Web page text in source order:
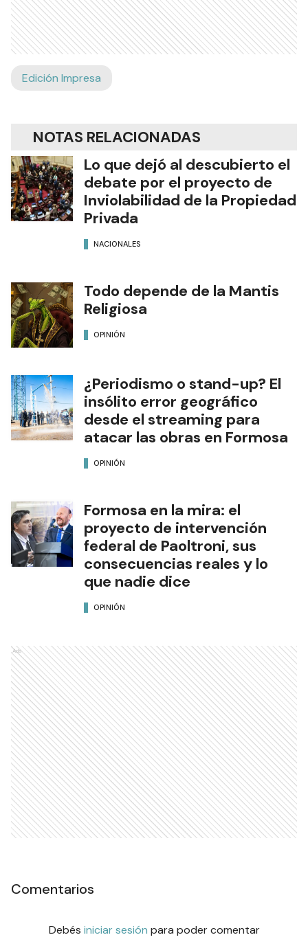
Edición Impresa
NOTAS RELACIONADAS
Lo que dejó al descubierto el
debate por el proyecto de
Inviolabilidad de la Propiedad
Privada
NACIONALES
Todo depende de la Mantis
Religiosa
OPINIÓN
¿Periodismo o stand-up? El
insólito error geográfico
desde el streaming para
atacar las obras en Formosa
OPINIÓN
Formosa en la mira: el
proyecto de intervención
federal de Paoltroni, sus
consecuencias reales y lo
que nadie dice
OPINIÓN
Ads
Comentarios
Debés iniciar sesión para poder comentar